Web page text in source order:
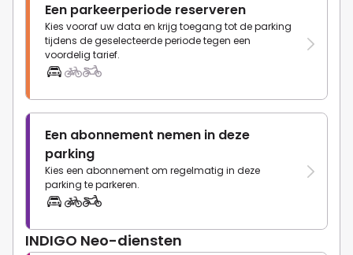
Een parkeerperiode reserveren
Kies vooraf uw data en krijg toegang tot de parking
tijdens de geselecteerde periode tegen een
voordelig tarief.
Een abonnement nemen in deze
parking
Kies een abonnement om regelmatig in deze
parking te parkeren.
INDIGO Neo-diensten